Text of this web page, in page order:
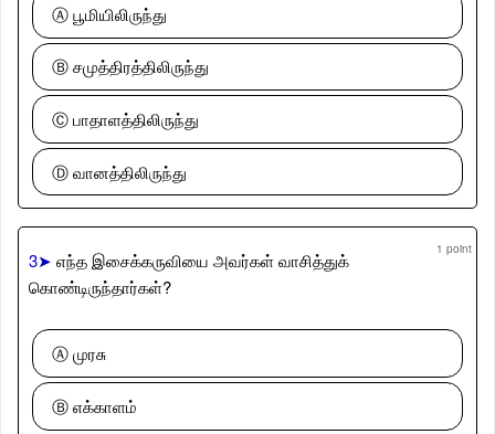
Ⓐ பூமியிலிருந்து
Ⓑ சமுத்திரத்திலிருந்து
Ⓒ பாதாளத்திலிருந்து
Ⓓ வானத்திலிருந்து
3➤ எந்த இசைக்கருவியை அவர்கள் வாசித்துக்
கொண்டிருந்தார்கள்?
1 point
Ⓐ முரசு
Ⓑ எக்காளம்